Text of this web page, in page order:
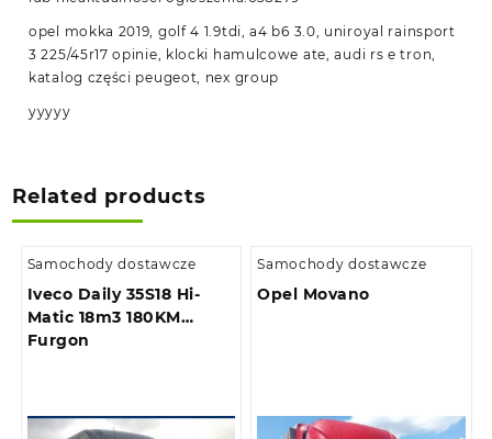
opel mokka 2019, golf 4 1.9tdi, a4 b6 3.0, uniroyal rainsport
3 225/45r17 opinie, klocki hamulcowe ate, audi rs e tron,
katalog części peugeot, nex group
yyyyy
Related products
Samochody dostawcze
Iveco Daily 35S18 Hi-
Matic 18m3 180KM
Furgon
Samochody dostawcze
Opel Movano